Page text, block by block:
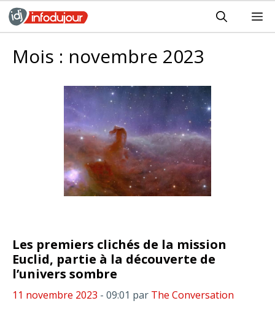
Aller
au
Mois : novembre 2023
Les premiers clichés de la mission
Euclid, partie à la découverte de
l’univers sombre
11 novembre 2023 - 09:01 par The Conversation